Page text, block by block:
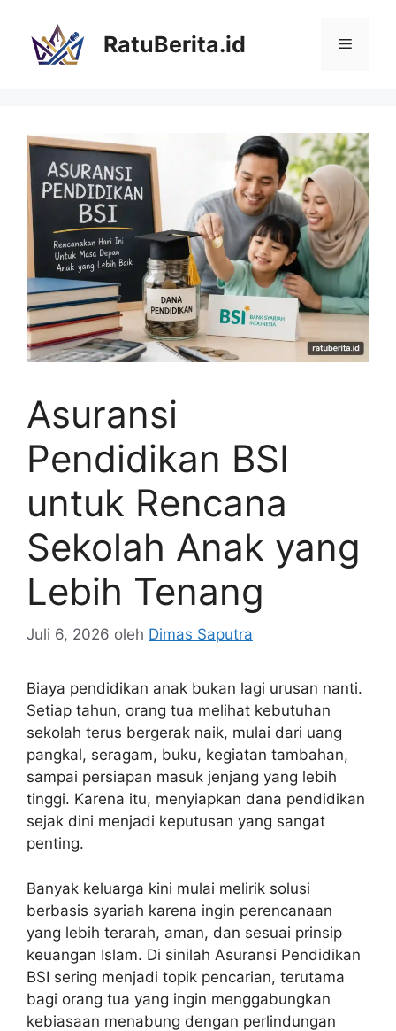
RatuBerita.id Menu
Asuransi
Pendidikan BSI
untuk Rencana
Sekolah Anak yang
Lebih Tenang
Juli 6, 2026 oleh Dimas Saputra
Biaya pendidikan anak bukan lagi urusan nanti.
Setiap tahun, orang tua melihat kebutuhan
sekolah terus bergerak naik, mulai dari uang
pangkal, seragam, buku, kegiatan tambahan,
sampai persiapan masuk jenjang yang lebih
tinggi. Karena itu, menyiapkan dana pendidikan
sejak dini menjadi keputusan yang sangat
penting.
Banyak keluarga kini mulai melirik solusi
berbasis syariah karena ingin perencanaan
yang lebih terarah, aman, dan sesuai prinsip
keuangan Islam. Di sinilah Asuransi Pendidikan
BSI sering menjadi topik pencarian, terutama
bagi orang tua yang ingin menggabungkan
kebiasaan menabung dengan perlindungan